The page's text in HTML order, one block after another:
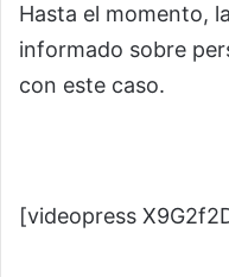
Hasta el momento,
informado sobre
con este caso.
[videopress